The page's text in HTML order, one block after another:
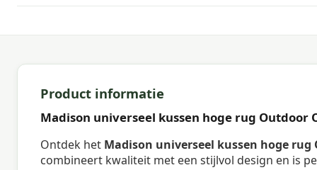
Product informatie
Madison universeel kussen hoge rug Outdoor
Ontdek het Madison universeel kussen hoge rug
combineert kwaliteit met een stijlvol design en is